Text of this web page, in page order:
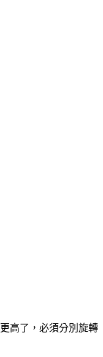
高了，必須分別旋轉